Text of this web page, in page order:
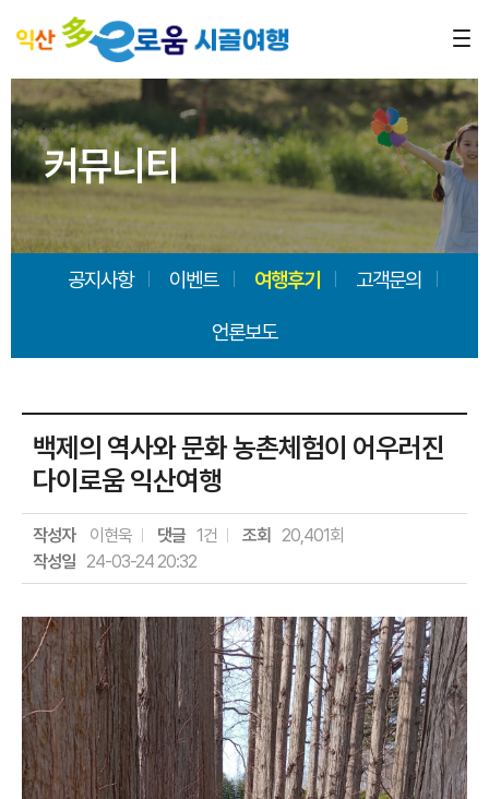
커뮤니티
공지사항 이벤트 여행후기 고객문의
언론보도
백제의 역사와 문화 농촌체험이 어우러진
다이로움 익산여행
작성자 이현욱 댓글 1건 조회
20,401회
작성일 24-03-24 20:32